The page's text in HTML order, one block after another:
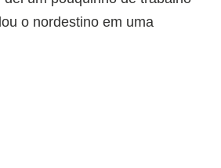
o nordestino em uma